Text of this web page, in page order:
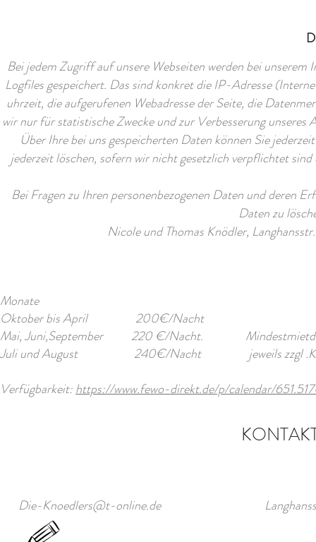
Bei jedem Zugriff auf unsere Webseiten werden bei
Logfiles gespeichert. Das sind konkret die IP-Adresse
uhrzeit, die aufgerufenen Webadresse der Seite, die
wir nur für statistische Zwecke und zur Verbesserung
Über Ihre bei uns gespeicherten Daten können Sie
jederzeit löschen, sofern wir nicht gesetzlich verpflichtet
Bei Fragen zu Ihren personenbezogenen Daten und deren
Daten zu
Nicole und Thomas Knödler,
Monate
Oktober bis April 200€/Nacht
Mai, Juni,September 220 €/Nacht. Mindestmietdauer
Juli und August 240€/Nacht jeweils zzgl .Kurtaxe
Verfügbarkeit:https://www.fewo-direkt.de/p/calendar/
Die-Knoedlers@t-online.de